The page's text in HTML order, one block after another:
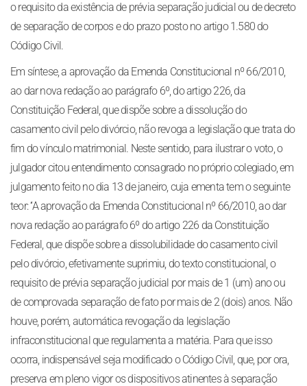
o requisito da existência de prévia separação judicial ou de decreto
de separação de corpos e do prazo posto no artigo 1.580 do
Código Civil.
Em síntese, a aprovação da Emenda Constitucional nº 66/2010,
ao dar nova redação ao parágrafo 6º, do artigo 226, da
Constituição Federal, que dispõe sobre a dissolução do
casamento civil pelo divórcio, não revoga a legislação que trata do
fim do vínculo matrimonial. Neste sentido, para ilustrar o voto, o
julgador citou entendimento consagrado no próprio colegiado, em
julgamento feito no dia 13 de janeiro, cuja ementa tem o seguinte
teor: ‘‘A aprovação da Emenda Constitucional nº 66/2010, ao dar
nova redação ao parágrafo 6º do artigo 226 da Constituição
Federal, que dispõe sobre a dissolubilidade do casamento civil
pelo divórcio, efetivamente suprimiu, do texto constitucional, o
requisito de prévia separação judicial por mais de 1 (um) ano ou
de comprovada separação de fato por mais de 2 (dois) anos. Não
houve, porém, automática revogação da legislação
infraconstitucional que regulamenta a matéria. Para que isso
ocorra, indispensável seja modificado o Código Civil, que, por ora,
preserva em pleno vigor os dispositivos atinentes à separação